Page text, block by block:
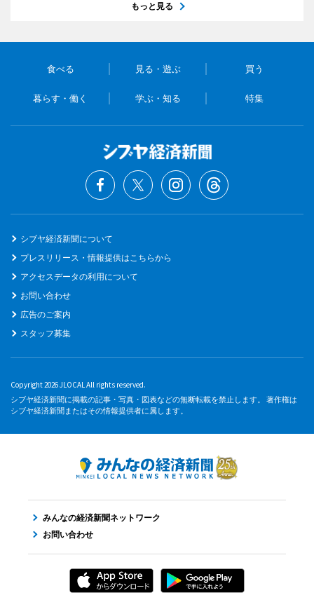
もっと見る
食べる 見る・遊ぶ 買う
暮らす・働く 学ぶ・知る 特集
シブヤ経済新聞について
プレスリリース・情報提供はこちらから
アクセスデータの利用について
お問い合わせ
広告のご案内
スタッフ募集
Copyright 2026 JLOCAL All rights reserved.
シブヤ経済新聞に掲載の記事・写真・図表などの無断転載を禁止します。 著作権は
シブヤ経済新聞またはその情報提供者に属します。
みんなの経済新聞ネットワーク
お問い合わせ